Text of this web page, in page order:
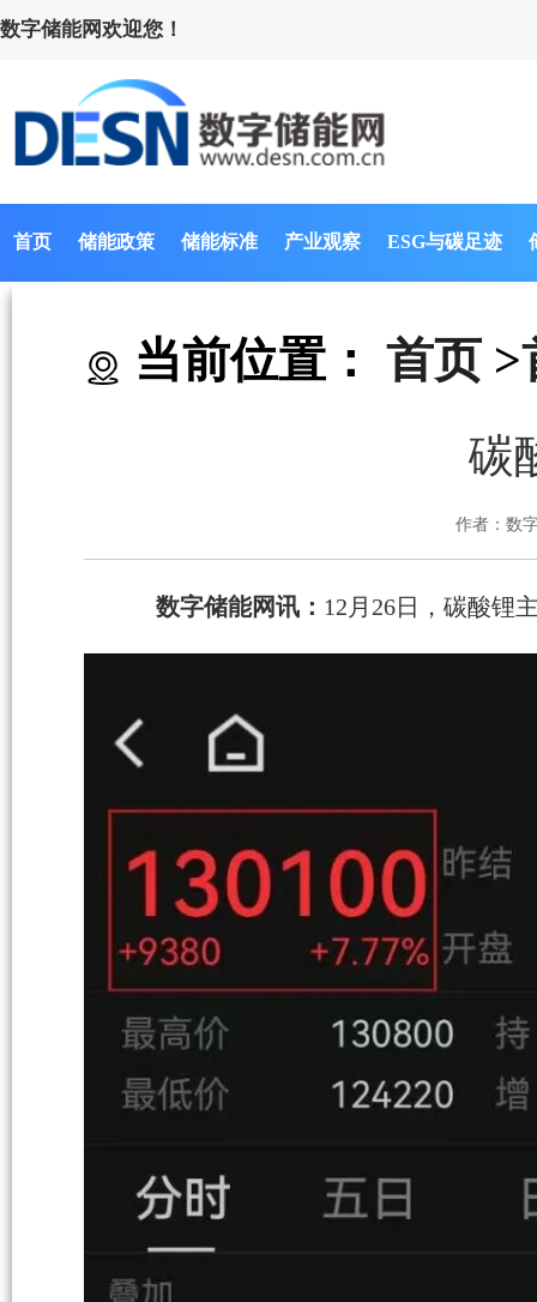
数字储能网欢迎您！
首页 储能政策 储能标准 产业观察 ESG与碳足迹
当前位置： 首页 >
碳
作者：数
数字储能网讯： 12月26日，碳酸锂